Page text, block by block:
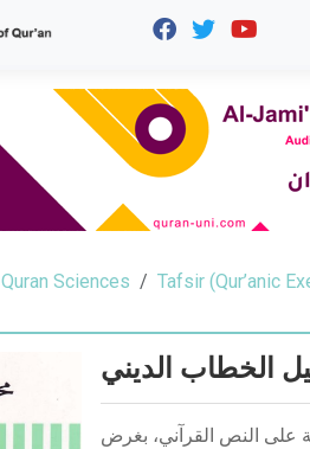
Quran Sciences Tafsir (Qur’anic
الخطاب الديني
على النص القرآني، بغرض